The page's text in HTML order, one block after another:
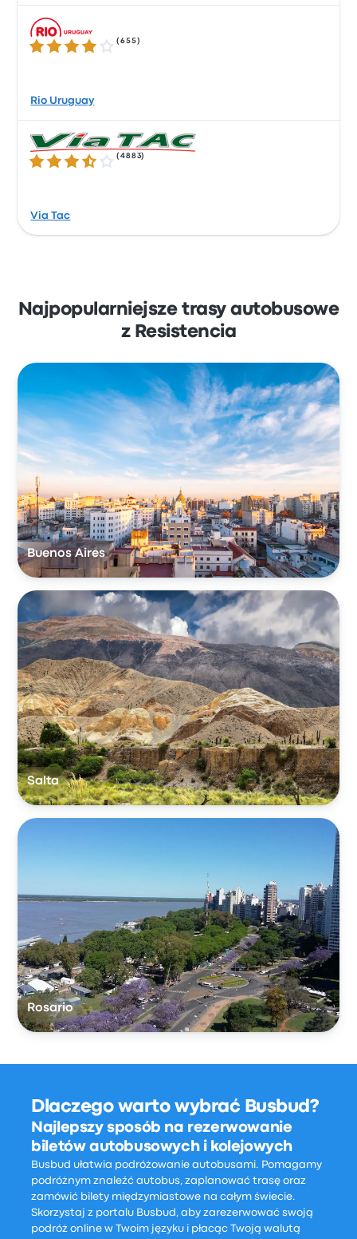
3.9 gwiazdek w skali do 5
(655 )
Rio Uruguay
3.7 gwiazdek w skali do 5
(4883)
Via Tac
Najpopularniejsze trasy autobusowe
z Resistencia
Buenos Aires
Salta
Rosario
Dlaczego warto wybrać Busbud?
Najlepszy sposób na rezerwowanie
biletów autobusowych i kolejowych
Busbud ułatwia podróżowanie autobusami. Pomagamy
podróżnym znaleźć autobus, zaplanować trasę oraz
zamówić bilety międzymiastowe na całym świecie.
Skorzystaj z portalu Busbud, aby zarezerwować swoją
podróż online w Twoim języku i płacąc Twoją walutą